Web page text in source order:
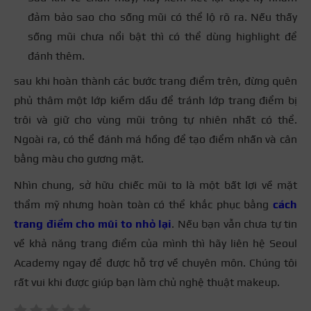
đảm bảo sao cho sống mũi có thể lộ rõ ra. Nếu thấy
sống mũi chưa nổi bật thì có thể dùng highlight để
đánh thêm.
sau khi hoàn thành các bước trang điểm trên, đừng quên
phủ thâm một lớp kiềm dầu để tránh lớp trang điểm bị
trôi và giữ cho vùng mũi trông tự nhiên nhất có thể.
Ngoài ra, có thể đánh má hồng để tạo điểm nhấn và cân
bằng màu cho gương mặt.
Nhìn chung, sở hữu chiếc mũi to là một bất lợi về mặt
thẩm mỹ nhưng hoàn toàn có thể khắc phục bằng cách
trang điểm cho mũi to nhỏ lại. Nếu bạn vẫn chưa tự tin
về khả năng trang điểm của mình thì hãy liên hệ Seoul
Academy ngay để được hỗ trợ về chuyên môn. Chúng tôi
rất vui khi được giúp bạn làm chủ nghệ thuật makeup.